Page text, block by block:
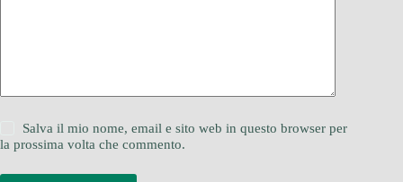
Salva il mio nome, email e sito web in questo browser per
la prossima volta che commento.